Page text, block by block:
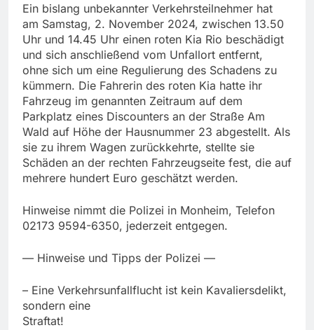
Ein bislang unbekannter Verkehrsteilnehmer hat
am Samstag, 2. November 2024, zwischen 13.50
Uhr und 14.45 Uhr einen roten Kia Rio beschädigt
und sich anschließend vom Unfallort entfernt,
ohne sich um eine Regulierung des Schadens zu
kümmern. Die Fahrerin des roten Kia hatte ihr
Fahrzeug im genannten Zeitraum auf dem
Parkplatz eines Discounters an der Straße Am
Wald auf Höhe der Hausnummer 23 abgestellt. Als
sie zu ihrem Wagen zurückkehrte, stellte sie
Schäden an der rechten Fahrzeugseite fest, die auf
mehrere hundert Euro geschätzt werden.
Hinweise nimmt die Polizei in Monheim, Telefon
02173 9594-6350, jederzeit entgegen.
— Hinweise und Tipps der Polizei —
– Eine Verkehrsunfallflucht ist kein Kavaliersdelikt,
sondern eine
Straftat!